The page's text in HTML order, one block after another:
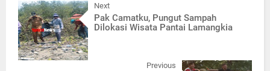
Next
Pak Camatku, Pungut Sampah
Dilokasi Wisata Pantai Lamangkia
Previous